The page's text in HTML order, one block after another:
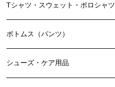
Tシャツ・スウェット・ポロシャツ
ボトムス（パンツ）
シューズ・ケア用品